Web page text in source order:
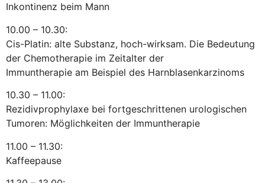
Inkontinenz beim Mann
10.00 – 10.30:
Cis-Platin: alte Substanz, hoch-wirksam. Die Bedeutung
der Chemotherapie im Zeitalter der
Immuntherapie am Beispiel des Harnblasenkarzinoms
10.30 – 11.00:
Rezidivprophylaxe bei fortgeschrittenen urologischen
Tumoren: Möglichkeiten der Immuntherapie
11.00 – 11.30:
Kaffeepause